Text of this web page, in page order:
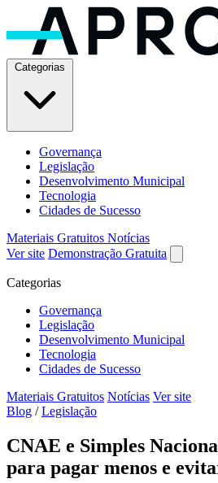
Governança
Legislação
Desenvolvimento Municipal
Tecnologia
Cidades de Sucesso
Materiais Gratuitos Notícias
Ver site Demonstração Gratuita
Categorias
Governança
Legislação
Desenvolvimento Municipal
Tecnologia
Cidades de Sucesso
Materiais Gratuitos Notícias Ver site
Blog / Legislação
CNAE e Simples
para pagar menos e